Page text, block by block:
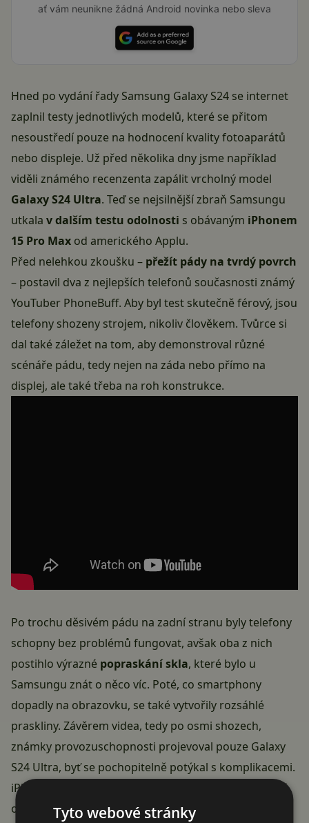
ať vám neunikne žádná Android novinka nebo sleva
Hned po vydání řady Samsung Galaxy S24 se internet
zaplnil testy jednotlivých modelů, které se přitom
nesoustředí pouze na hodnocení kvality fotoaparátů
nebo displeje. Už před několika dny jsme například
viděli známého recenzenta zapálit vrcholný model
Galaxy S24 Ultra. Teď se nejsilnější zbraň Samsungu
utkala v dalším testu odolnosti s obávaným iPhonem
15 Pro Max od amerického Applu.
Před nelehkou zkoušku – přežít pády na tvrdý povrch
– postavil dva z nejlepších telefonů současnosti známý
YouTuber PhoneBuff. Aby byl test skutečně férový, jsou
telefony shozeny strojem, nikoliv člověkem. Tvůrce si
dal také záležet na tom, aby demonstroval různé
scénáře pádu, tedy nejen na záda nebo přímo na
displej, ale také třeba na roh konstrukce.
Po trochu děsivém pádu na zadní stranu byly telefony
schopny bez problémů fungovat, avšak oba z nich
postihlo výrazné popraskání skla, které bylo u
Samsungu znát o něco víc. Poté, co smartphony
dopadly na obrazovku, se také vytvořily rozsáhlé
praskliny. Závěrem videa, tedy po osmi shozech,
známky provozuschopnosti projevoval pouze Galaxy
S24 Ultra, byť se pochopitelně potýkal s komplikacemi.
iPhone 15 Pro Max zůstal víceméně zaseknutý na bílé
obrazovce akorunka tedy tentokrát náleží
Tyto webové stránky